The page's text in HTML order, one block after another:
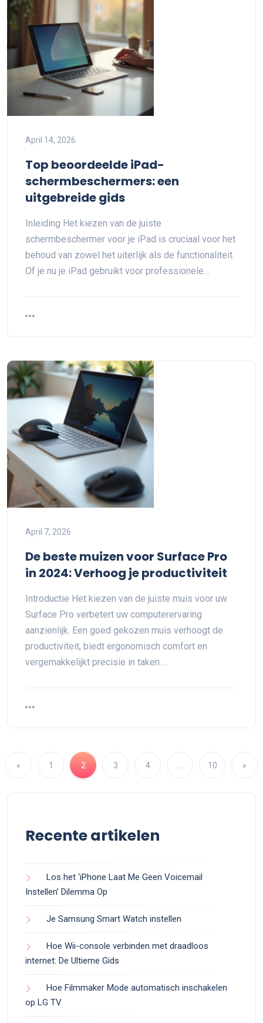
April 14, 2026
Top beoordeelde iPad-
schermbeschermers: een
uitgebreide gids
Inleiding Het kiezen van de juiste
schermbeschermer voor je iPad is cruciaal voor het
behoud van zowel het uiterlijk als de functionaliteit.
Of je nu je iPad gebruikt voor professionele…
April 7, 2026
De beste muizen voor Surface Pro
in 2024: Verhoog je productiviteit
Introductie Het kiezen van de juiste muis voor uw
Surface Pro verbetert uw computerervaring
aanzienlijk. Een goed gekozen muis verhoogt de
productiviteit, biedt ergonomisch comfort en
vergemakkelijkt precisie in taken.…
« 1 2 3 4 10 »
Recente artikelen
Los het ‘iPhone Laat Me Geen Voicemail
Instellen’ Dilemma Op
Je Samsung Smart Watch instellen
Hoe Wii-console verbinden met draadloos
internet: De Ultieme Gids
Hoe Filmmaker Mode automatisch inschakelen
op LG TV